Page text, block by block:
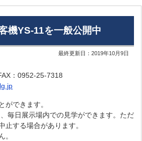
機YS-11を一般公開中
最終更新日：2019年10月9日
：0952-25-7318
ができます。
毎日展示場内での見学ができます。ただ
止する場合があります。
。